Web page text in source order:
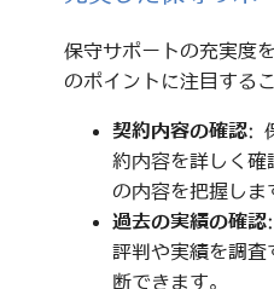
保守サポートの充実度
のポイントに注目する
契約内容の確認:
約内容を詳しく確
の内容を把握しま
過去の実績の確認
評判や実績を調査
断できます。